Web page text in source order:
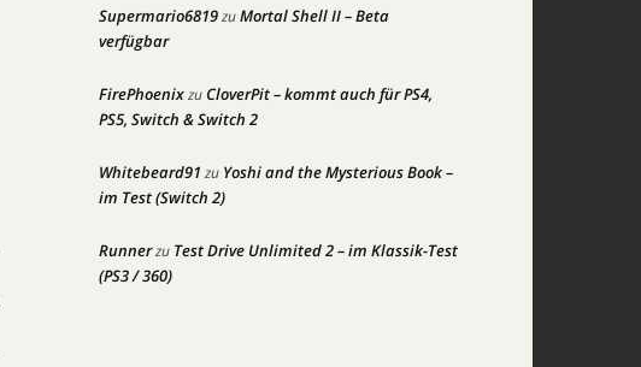
Supermario6819zuMortal Shell II – Beta
verfügbar
FirePhoenixzuCloverPit – kommt auch für PS4,
PS5, Switch & Switch 2
Whitebeard91 zu Yoshi and the Mysterious Book –
im Test (Switch 2)
Runnerzu Test Drive Unlimited 2 – im Klassik-Test
(PS3 / 360)